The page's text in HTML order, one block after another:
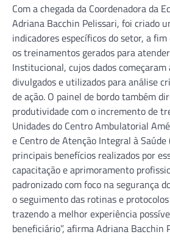
Com a chegada da Coordenadora da
Adriana Bacchin Pelissari, foi criado
indicadores específicos do setor, a
os treinamentos gerados para
Institucional, cujos dados começaram
divulgados e utilizados para análise
de ação. O painel de bordo também
produtividade com o incremento de
Unidades do Centro Ambulatorial
e Centro de Atenção Integral à Saúde
principais benefícios realizados por
capacitação e aprimoramento
padronizado com foco na segurança
o seguimento das rotinas e
trazendo a melhor experiência
beneficiário”, afirma Adriana Bacchin